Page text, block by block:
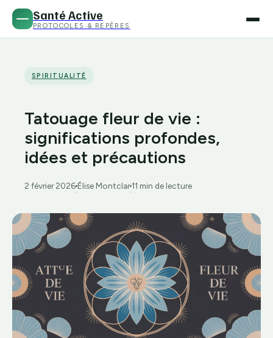
Santé Active
PROTOCOLES & REPÈRES
SPIRITUALITÉ
Tatouage fleur de vie :
significations profondes,
idées et précautions
2 février 2026
·
Élise Montclar
·
11 min de lecture